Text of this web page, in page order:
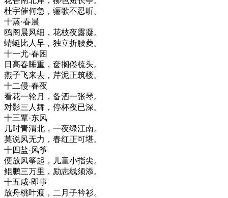
杜宇催何急，骊歌不忍听。
十蒸·春晨
鸥阁晨风细，花枝夜露凝。
蜻蜓比人早，独立折腰菱。
十一尤·春困
日高春睡重，奁搁倦梳头。
燕子飞来去，芹泥正筑楼。
十二侵·春夜
看花一轮月，备酒一张琴。
对影三人舞，停杯夜已深。
十三覃·东风
几时青渭北，一夜绿江南。
莫说风无力，春红正可堪。
十四盐·风筝
便放风筝起，儿童小指尖。
鲲鹏三万里，励志线须添。
十五咸·即事
放舟桃叶渡，二月子衿衫。